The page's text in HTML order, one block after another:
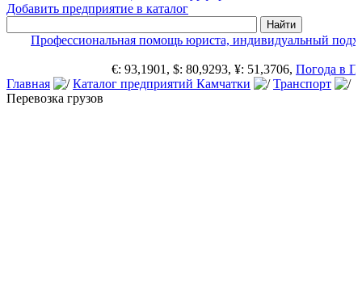
Добавить предприятие в каталог
помощь юриста, индивидуальный подход
€: 93,1901, $: 80,9293, ¥: 51,3706,Погода в
Главная
Каталог предприятий Камчатки
Транспорт
Перевозка грузов